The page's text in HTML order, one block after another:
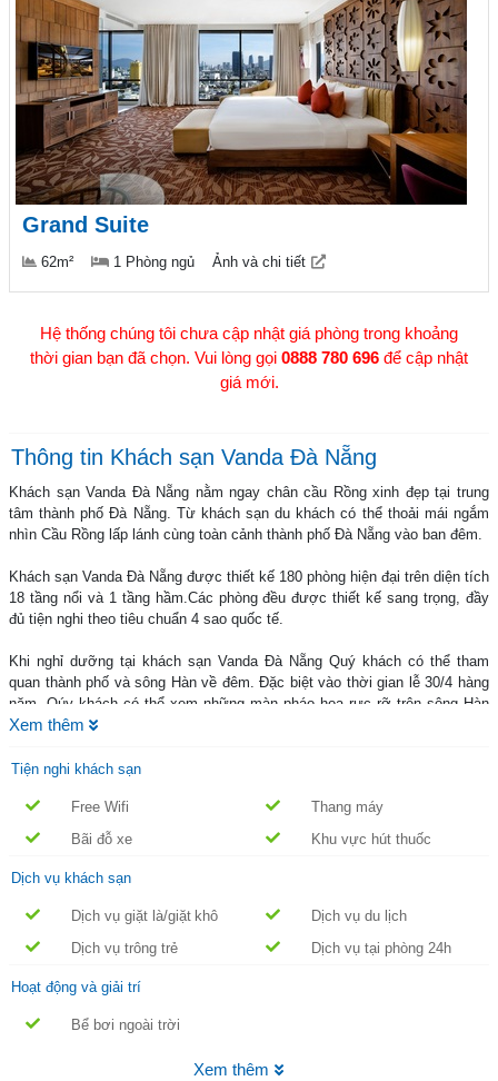
Grand Suite
62m² 1 Phòng ngủ Ảnh và chi tiết
Hệ thống chúng tôi chưa cập nhật giá phòng trong khoảng
thời gian bạn đã chọn. Vui lòng gọi 0888 780 696 để cập nhật
giá mới.
Thông tin Khách sạn Vanda Đà Nẵng
Khách sạn Vanda Đà Nẵng nằm ngay chân cầu Rồng xinh đẹp tại trung
tâm thành phố Đà Nẵng. Từ khách sạn du khách có thể thoải mái ngắm
nhìn Cầu Rồng lấp lánh cùng toàn cảnh thành phố Đà Nẵng vào ban đêm.
Khách sạn Vanda Đà Nẵng được thiết kế 180 phòng hiện đại trên diện tích
18 tầng nổi và 1 tầng hầm.Các phòng đều được thiết kế sang trọng, đầy
đủ tiện nghi theo tiêu chuẩn 4 sao quốc tế.
Khi nghỉ dưỡng tại khách sạn Vanda Đà Nẵng Quý khách có thể tham
quan thành phố và sông Hàn về đêm. Đặc biệt vào thời gian lễ 30/4 hàng
năm, Qúy khách có thể xem những màn pháo hoa rực rỡ trên sông Hàn
ngay tại phòng của mình.
Đến với khách sạn Vanda Đà Nẵng du khách sẽ có một kỳ nghĩ thật tuyệt
Xem thêm
Tiện nghi khách sạn
Free Wifi
Thang máy
Bãi đỗ xe
Khu vực hút thuốc
Dịch vụ khách sạn
Dịch vụ giặt là/giặt khô
Dịch vụ du lịch
Dịch vụ trông trẻ
Dịch vụ tại phòng 24h
Hoạt động và giải trí
Bể bơi ngoài trời
Xem thêm